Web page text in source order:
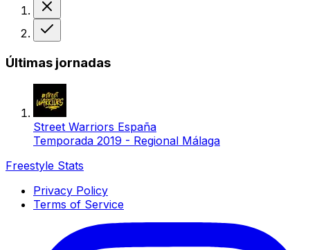
Últimas jornadas
Street Warriors España
Temporada 2019 - Regional Málaga
Freestyle Stats
Privacy Policy
Terms of Service